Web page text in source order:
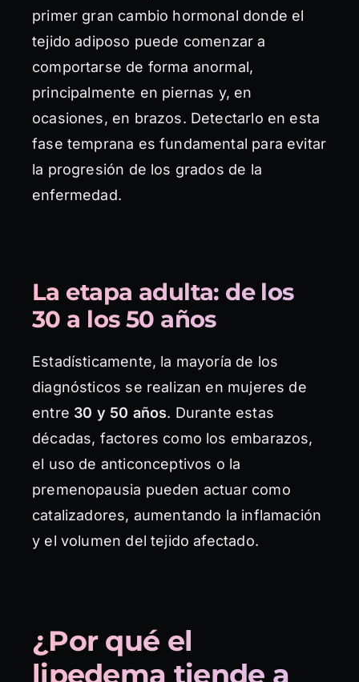
primer gran cambio hormonal donde el
tejido adiposo puede comenzar a
comportarse de forma anormal,
principalmente en piernas y, en
ocasiones, en brazos. Detectarlo en esta
fase temprana es fundamental para evitar
la progresión de los grados de la
enfermedad.
La etapa adulta: de los
30 a los 50 años
Estadísticamente, la mayoría de los
diagnósticos se realizan en mujeres de
entre 30 y 50 años. Durante estas
décadas, factores como los embarazos,
el uso de anticonceptivos o la
premenopausia pueden actuar como
catalizadores, aumentando la inflamación
y el volumen del tejido afectado.
¿Por qué el
lipedema tiende a